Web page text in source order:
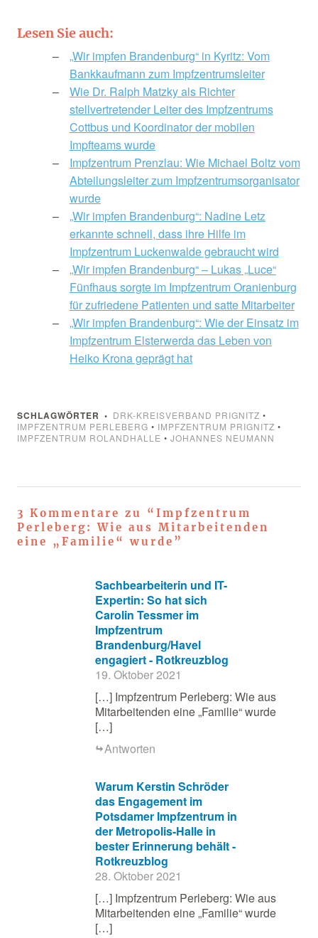
Lesen Sie auch:
„Wir impfen Brandenburg“ in Kyritz: Vom
Bankkaufmann zum Impfzentrumsleiter
Wie Dr. Ralph Matzky als Richter
stellvertretender Leiter des Impfzentrums
Cottbus und Koordinator der mobilen
Impfteams wurde
Impfzentrum Prenzlau: Wie Michael Boltz vom
Abteilungsleiter zum Impfzentrumsorganisator
wurde
„Wir impfen Brandenburg“: Nadine Letz
erkannte schnell, dass ihre Hilfe im
Impfzentrum Luckenwalde gebraucht wird
„Wir impfen Brandenburg“ – Lukas „Luce“
Fünfhaus sorgte im Impfzentrum Oranienburg
für zufriedene Patienten und satte Mitarbeiter
„Wir impfen Brandenburg“: Wie der Einsatz im
Impfzentrum Elsterwerda das Leben von
Heiko Krona geprägt hat
SCHLAGWÖRTER DRK-KREISVERBAND PRIGNITZ •
IMPFZENTRUM PERLEBERG • IMPFZENTRUM PRIGNITZ •
IMPFZENTRUM ROLANDHALLE • JOHANNES NEUMANN
3 Kommentare zu “ Impfzentrum
Perleberg: Wie aus Mitarbeitenden
eine „Familie“ wurde ”
Sachbearbeiterin und IT-
Expertin: So hat sich
Carolin Tessmer im
Impfzentrum
Brandenburg/Havel
engagiert - Rotkreuzblog
19. Oktober 2021
[…] Impfzentrum Perleberg: Wie aus
Mitarbeitenden eine „Familie“ wurde
[…]
Antworten
Warum Kerstin Schröder
das Engagement im
Potsdamer Impfzentrum in
der Metropolis-Halle in
bester Erinnerung behält -
Rotkreuzblog
28. Oktober 2021
[…] Impfzentrum Perleberg: Wie aus
Mitarbeitenden eine „Familie“ wurde
[…]